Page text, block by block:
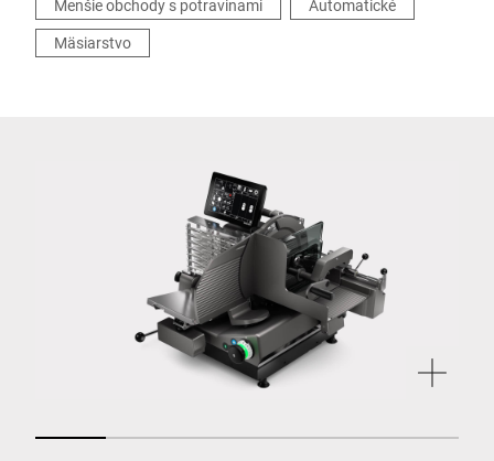
Menšie obchody s potravinami
Automatické
Mäsiarstvo